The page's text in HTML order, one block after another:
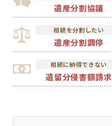
遺産分割協議
相続を分割したい
遺産分割調停
相続に納得できない
遺留分侵害額請求